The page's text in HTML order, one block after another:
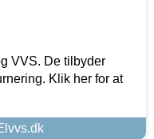
VVS. De tilbyder
Klik her for at